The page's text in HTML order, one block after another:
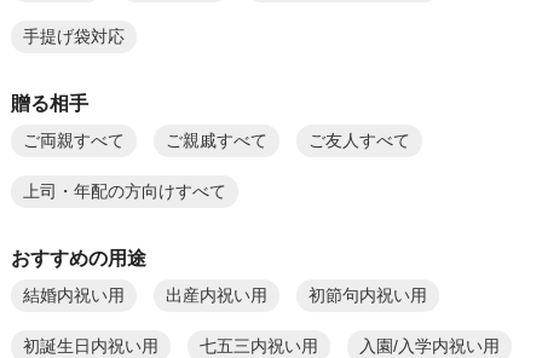
手提げ袋対応
贈る相手
ご両親すべて ご親戚すべて ご友人すべて
上司・年配の方向けすべて
おすすめの用途
結婚内祝い用 出産内祝い用 初節句内祝い用
初誕生日内祝い用 七五三内祝い用 入園/入学内祝い用